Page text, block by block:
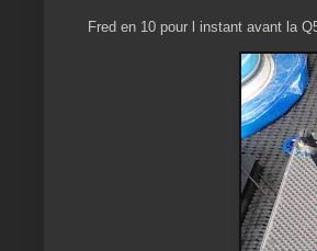
Fred en 10 pour l instant avant la